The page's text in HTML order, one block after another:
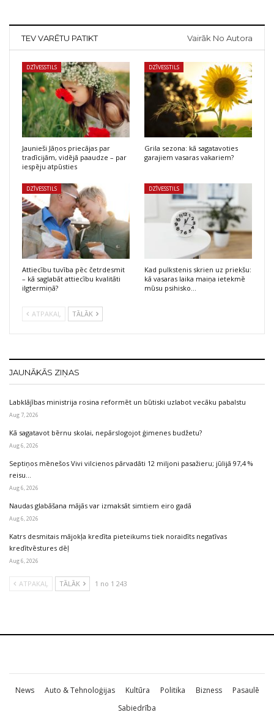
TEV VARĒTU PATIKT Vairāk No Autora
DZĪVESSTILS
Jaunieši Jāņos priecājas par
tradīcijām, vidējā paaudze – par
iespēju atpūsties
DZĪVESSTILS
Grila sezona: kā sagatavoties
garajiem vasaras vakariem?
DZĪVESSTILS
Attiecību tuvība pēc četrdesmit
– kā saglabāt attiecību kvalitāti
ilgtermiņā?
DZĪVESSTILS
Kad pulkstenis skrien uz priekšu:
kā vasaras laika maiņa ietekmē
mūsu psihisko…
ATPAKAĻ TĀLĀK
JAUNĀKĀS ZIŅAS
Labklājības ministrija rosina reformēt un būtiski uzlabot vecāku pabalstu
Aug 7, 2026
Kā sagatavot bērnu skolai, nepārslogojot ģimenes budžetu?
Aug 6, 2026
Septiņos mēnešos Vivi vilcienos pārvadāti 12 miljoni pasažieru; jūlijā 97,4 %
reisu…
Aug 6, 2026
Naudas glabāšana mājās var izmaksāt simtiem eiro gadā
Aug 6, 2026
Katrs desmitais mājokļa kredīta pieteikums tiek noraidīts negatīvas
kredītvēstures dēļ
Aug 6, 2026
ATPAKAĻ TĀLĀK 1 no 1 243
News Auto & Tehnoloģijas Kultūra Politika Bizness
Pasaulē
Sabiedrība